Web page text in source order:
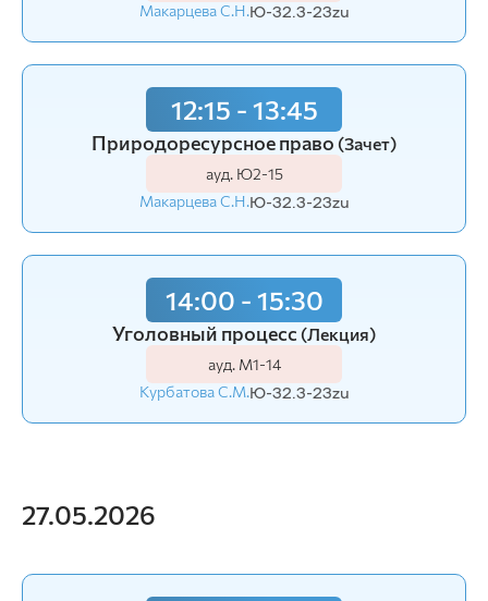
Макарцева С.Н.Ю-32.3-23zu
12:15 - 13:45
Природоресурсное право (Зачет)
ауд. Ю2-15
Макарцева С.Н.Ю-32.3-23zu
14:00 - 15:30
Уголовный процесс (Лекция)
ауд. М1-14
Курбатова С.М.Ю-32.3-23zu
27.05.2026